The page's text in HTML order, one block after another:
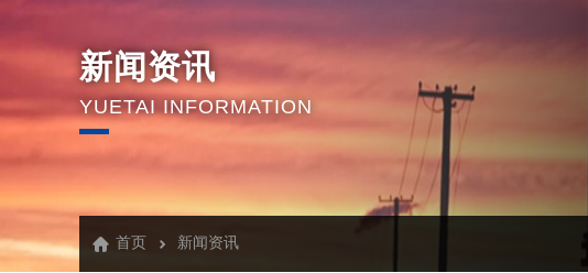
新闻资讯
YUETAI INFORMATION
首页 新闻资讯